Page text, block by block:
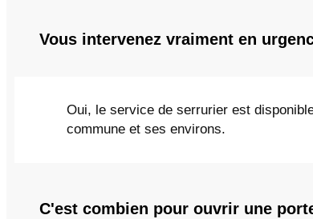
Vous intervenez vraiment en
Oui, le service de serrurier est
commune et ses environs.
C'est combien pour ouvrir une